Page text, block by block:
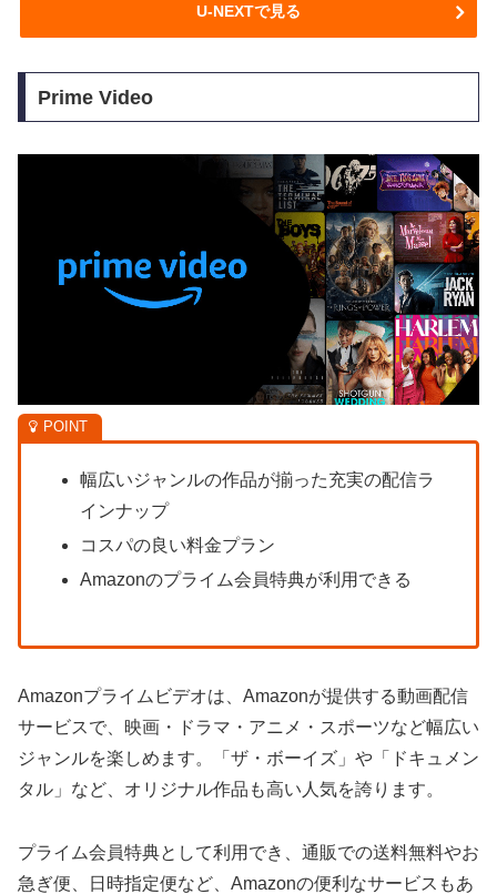
U-NEXTで見る
Prime Video
幅広いジャンルの作品が揃った充実の配信ラ
インナップ
コスパの良い料金プラン
Amazonのプライム会員特典が利用できる
Amazonプライムビデオは、Amazonが提供する動画配信
サービスで、映画・ドラマ・アニメ・スポーツなど幅広い
ジャンルを楽しめます。「ザ・ボーイズ」や「ドキュメン
タル」など、オリジナル作品も高い人気を誇ります。
プライム会員特典として利用でき、通販での送料無料やお
急ぎ便、日時指定便など、Amazonの便利なサービスもあ